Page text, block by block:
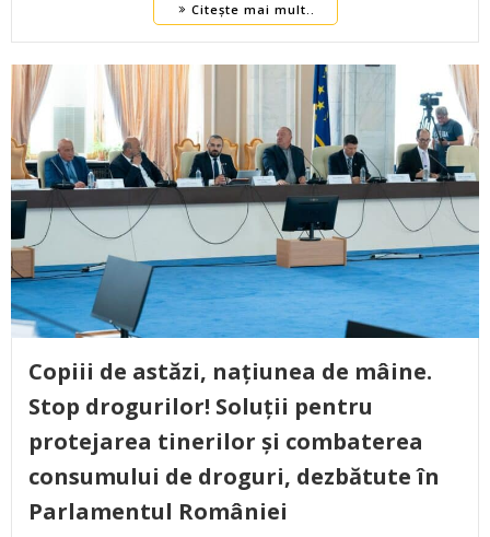
Citește mai mult..
Copiii de astăzi, națiunea de mâine.
Stop drogurilor! Soluții pentru
protejarea tinerilor și combaterea
consumului de droguri, dezbătute în
Parlamentul României